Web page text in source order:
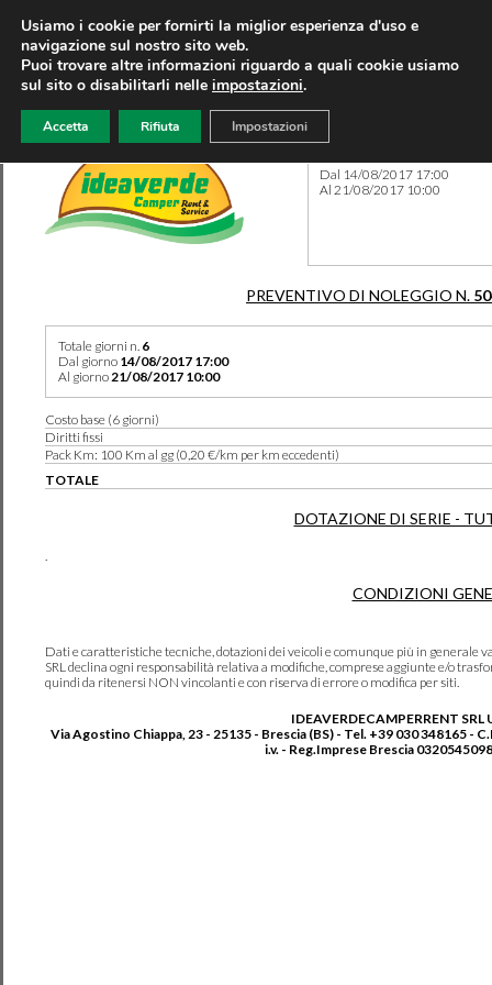
Dal 14/08/2017 17:00
Al 21/08/2017 10:00
PREVENTIVO DI NOLEGGIO N.
Totale giorni n. 6
Dal giorno 14/08/2017 17:00
Al giorno21/08/2017 10:00
Costo base (6 giorni)
Diritti fissi
Pack Km: 100 Km al gg (0,20 €/km per km eccedenti)
TOTALE
DOTAZIONE DI SERIE -
.
CONDIZIONI
Dati e caratteristiche tecniche, dotazioni dei veicoli e comunque più in generale
SRL declina ogni responsabilità relativa a modifiche, comprese aggiunte e/o
quindi da ritenersi NON vincolanti e con riserva di errore o modifica per siti.
IDEAVERDECAMPERRENT SRL
Via Agostino Chiappa, 23 - 25135 - Brescia (BS) - Tel. +39 030 348165 -
i.v. - Reg.Imprese Brescia
Usiamo i cookie per fornirti la miglior esperienza d'uso e
navigazione sul nostro sito web.
Puoi trovare altre informazioni riguardo a quali cookie usiamo
sul sito o disabilitarli nelle impostazioni.
Accetta Rifiuta Impostazioni